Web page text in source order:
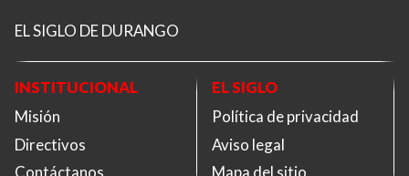
EL SIGLO DE DURANGO
INSTITUCIONAL
Misión
Directivos
Contáctanos
EL SIGLO
Política de privacidad
Aviso legal
Mapa del sitio